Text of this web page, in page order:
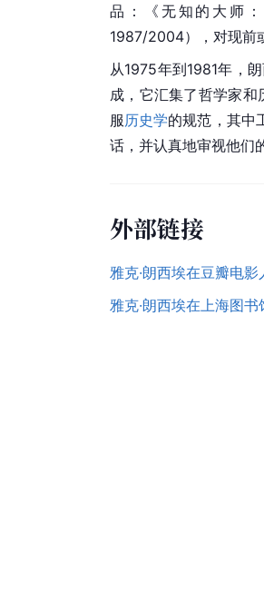
品：《无知的大师
1987/2004），对现前
从1975年到1981年，
成，它汇集了哲学家
服 历史学的规范，其中
话，并认真地审视他们
外部链接
雅克·朗西埃在豆瓣电
雅克·朗西埃在上海图